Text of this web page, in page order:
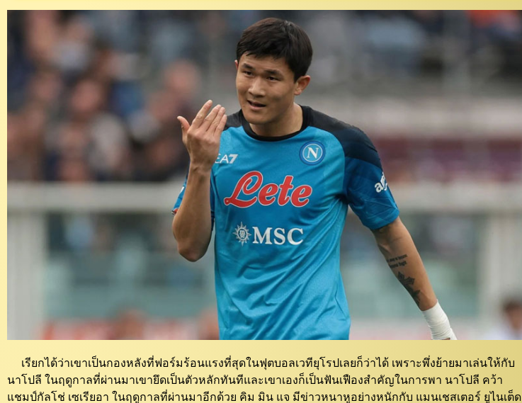
เรียกได้ว่าเขาเป็นกองหลังที่ฟอร์มร้อนแรงที่สุดในฟุตบอลเวทียุโรปเลยก็ว่าได้ เพราะพึ่งย้ายมาเล่นให้กับ
นาโปลี ในฤดูกาลที่ผ่านมาเขายึดเป็นตัวหลักทันทีและเขาเองก็เป็นฟันเฟืองสำคัญในการพา นาโปลี คว้า
แชมป์กัลโช่ เซเรียอา ในฤดูกาลที่ผ่านมาอีกด้วย คิม มิน แจ มีข่าวหนาหูอย่างหนักกับ แมนเชสเตอร์ ยูไนเต็ด